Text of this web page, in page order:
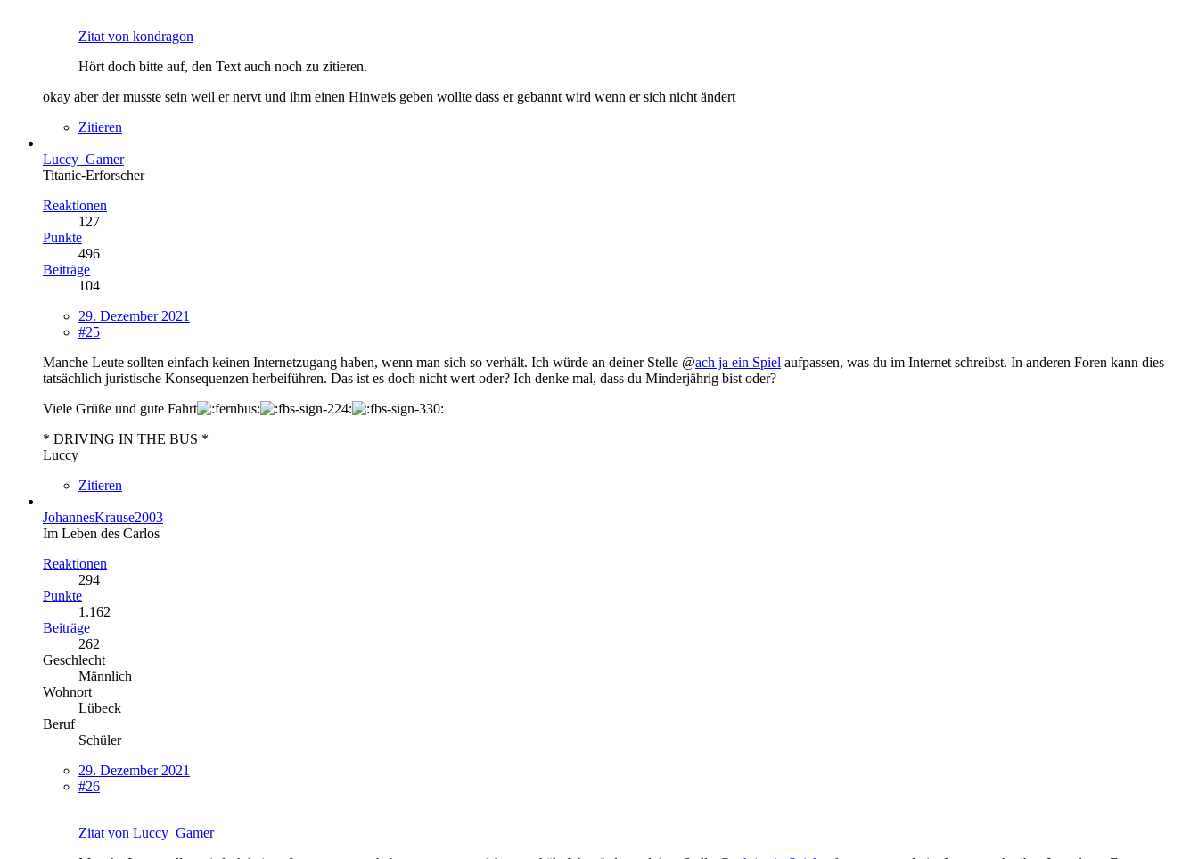
Zitat von kondragon
Hört doch bitte auf, den Text auch noch zu zitieren.
okay aber der musste sein weil er nervt und ihm einen Hinweis geben wollte dass er gebannt wird wenn er sich nicht ändert
Zitieren
Luccy_Gamer
Titanic-Erforscher
Reaktionen
127
Punkte
496
Beiträge
104
29. Dezember 2021
#25
Manche Leute sollten einfach keinen Internetzugang haben, wenn man sich so verhält. Ich würde an deiner Stelle @ach ja ein Spiel aufpassen, was du im Internet schreibst. In anderen Foren kann dies
tatsächlich juristische Konsequenzen herbeiführen. Das ist es doch nicht wert oder? Ich denke mal, dass du Minderjährig bist oder?
Viele Grüße und gute Fahrt
* DRIVING IN THE BUS *
Luccy
Zitieren
JohannesKrause2003
Im Leben des Carlos
Reaktionen
294
Punkte
1.162
Beiträge
262
Geschlecht
Männlich
Wohnort
Lübeck
Beruf
Schüler
29. Dezember 2021
#26
Zitat von Luccy_Gamer